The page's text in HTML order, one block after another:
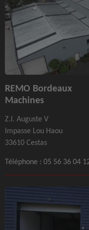
REMO Bordeaux
Machines
Z.I. Auguste V
Impasse Lou Haou
33610 Cestas
Téléphone : 05 56 36 04